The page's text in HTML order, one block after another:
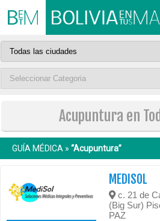
Acupuntura en
GUÍA MÉDICA » “Acupuntura”
MEDISOL
c. 21 de
(Big Sur)
PAZ